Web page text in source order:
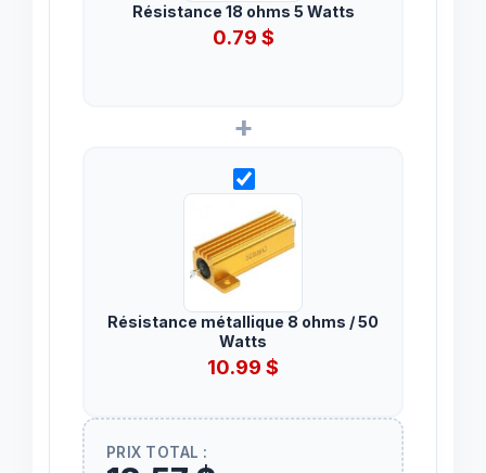
Résistance 18 ohms 5 Watts
0.79 $
+
Résistance métallique 8 ohms / 50
Watts
10.99 $
PRIX TOTAL :